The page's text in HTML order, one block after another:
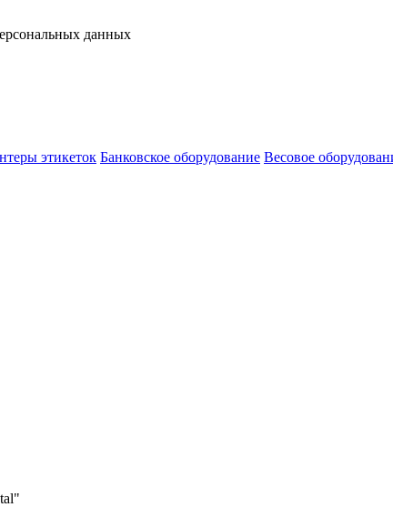
данных
этикеток Банковское оборудование Весовое